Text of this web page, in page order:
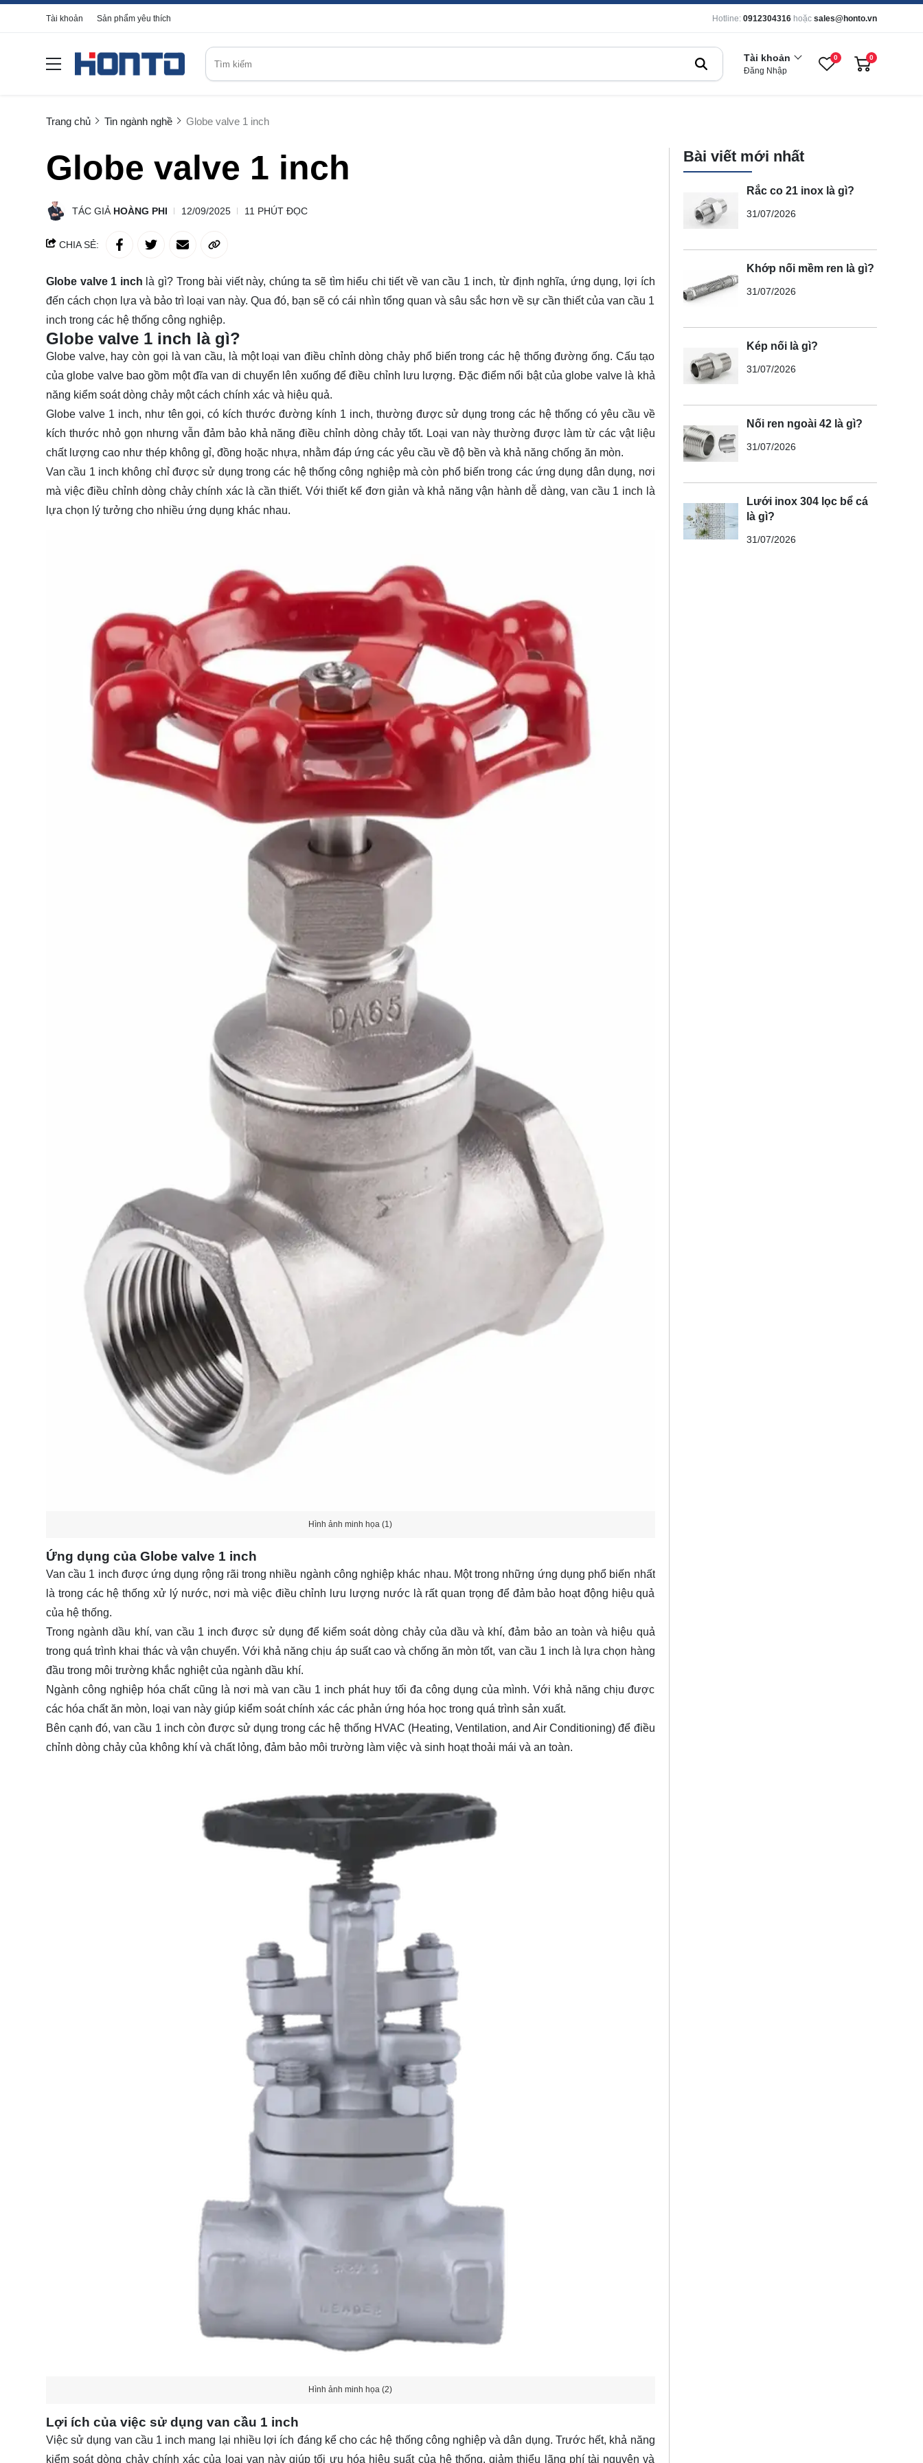
Tài khoản Sản phẩm yêu thích Hotline: 0912304316 hoặc sales@honto.vn
Tài khoản
Đăng Nhập
0 0
Trang chủ Tin ngành nghề Globe valve 1 inch
Globe valve 1 inch
TÁC GIẢ HOÀNG PHI 12/09/2025 11 PHÚT ĐỌC
CHIA SẺ:
Globe valve 1 inch là gì? Trong bài viết này, chúng ta sẽ tìm hiểu chi tiết về van cầu 1 inch, từ định nghĩa, ứng dụng, lợi ích
đến cách chọn lựa và bảo trì loại van này. Qua đó, bạn sẽ có cái nhìn tổng quan và sâu sắc hơn về sự cần thiết của van cầu 1
inch trong các hệ thống công nghiệp.
Globe valve 1 inch là gì?
Globe valve, hay còn gọi là van cầu, là một loại van điều chỉnh dòng chảy phổ biến trong các hệ thống đường ống. Cấu tạo
của globe valve bao gồm một đĩa van di chuyển lên xuống để điều chỉnh lưu lượng. Đặc điểm nổi bật của globe valve là khả
năng kiểm soát dòng chảy một cách chính xác và hiệu quả.
Globe valve 1 inch, như tên gọi, có kích thước đường kính 1 inch, thường được sử dụng trong các hệ thống có yêu cầu về
kích thước nhỏ gọn nhưng vẫn đảm bảo khả năng điều chỉnh dòng chảy tốt. Loại van này thường được làm từ các vật liệu
chất lượng cao như thép không gỉ, đồng hoặc nhựa, nhằm đáp ứng các yêu cầu về độ bền và khả năng chống ăn mòn.
Van cầu 1 inch không chỉ được sử dụng trong các hệ thống công nghiệp mà còn phổ biến trong các ứng dụng dân dụng, nơi
mà việc điều chỉnh dòng chảy chính xác là cần thiết. Với thiết kế đơn giản và khả năng vận hành dễ dàng, van cầu 1 inch là
lựa chọn lý tưởng cho nhiều ứng dụng khác nhau.
Hình ảnh minh họa (1)
Ứng dụng của Globe valve 1 inch
Van cầu 1 inch được ứng dụng rộng rãi trong nhiều ngành công nghiệp khác nhau. Một trong những ứng dụng phổ biến nhất
là trong các hệ thống xử lý nước, nơi mà việc điều chỉnh lưu lượng nước là rất quan trọng để đảm bảo hoạt động hiệu quả
của hệ thống.
Trong ngành dầu khí, van cầu 1 inch được sử dụng để kiểm soát dòng chảy của dầu và khí, đảm bảo an toàn và hiệu quả
trong quá trình khai thác và vận chuyển. Với khả năng chịu áp suất cao và chống ăn mòn tốt, van cầu 1 inch là lựa chọn hàng
đầu trong môi trường khắc nghiệt của ngành dầu khí.
Ngành công nghiệp hóa chất cũng là nơi mà van cầu 1 inch phát huy tối đa công dụng của mình. Với khả năng chịu được
các hóa chất ăn mòn, loại van này giúp kiểm soát chính xác các phản ứng hóa học trong quá trình sản xuất.
Bên cạnh đó, van cầu 1 inch còn được sử dụng trong các hệ thống HVAC (Heating, Ventilation, and Air Conditioning) để điều
chỉnh dòng chảy của không khí và chất lỏng, đảm bảo môi trường làm việc và sinh hoạt thoải mái và an toàn.
Hình ảnh minh họa (2)
Lợi ích của việc sử dụng van cầu 1 inch
Việc sử dụng van cầu 1 inch mang lại nhiều lợi ích đáng kể cho các hệ thống công nghiệp và dân dụng. Trước hết, khả năng
kiểm soát dòng chảy chính xác của loại van này giúp tối ưu hóa hiệu suất của hệ thống, giảm thiểu lãng phí tài nguyên và
Bài viết mới nhất
Rắc co 21 inox là gì?
31/07/2026
Khớp nối mềm ren là gì?
31/07/2026
Kép nối là gì?
31/07/2026
Nối ren ngoài 42 là gì?
31/07/2026
Lưới inox 304 lọc bể cá
là gì?
31/07/2026